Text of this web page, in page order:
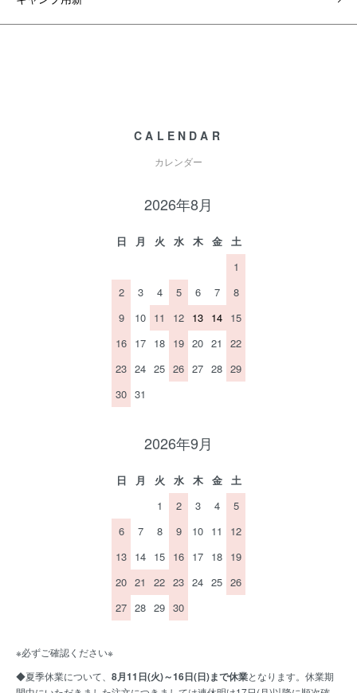
CALENDAR
カレンダー
2026年8月
日 月 火 水 木 金
土
1
2
3 4 5 6 7
8
9
10 11 12 13 14 15
16 17 18 19 20 21
22
23 24 25 26 27 28 29
30 31
2026年9月
日 月 火 水 木 金
土
1
2 3 4
5
6
7 8 9 10 11
12
13 14 15 16 17 18 19
20 21 22 23 24 25 26
27 28 29 30
※必ずご確認ください※
◆夏季休業について、 8月11日(火)～16日(日)まで休業となります。休業期